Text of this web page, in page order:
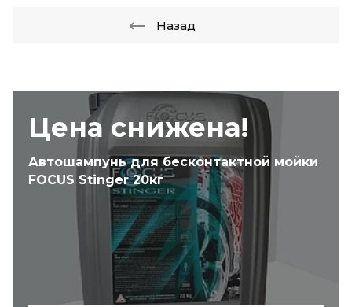
Цена снижена!
Автошампунь для бесконтактной мойки
FOCUS Stinger 20кг
Назад